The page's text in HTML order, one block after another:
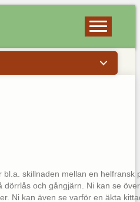
bl.a. skillnaden mellan en
dörrlås och gångjärn. Ni kan se
Ni kan även se varför en äkta